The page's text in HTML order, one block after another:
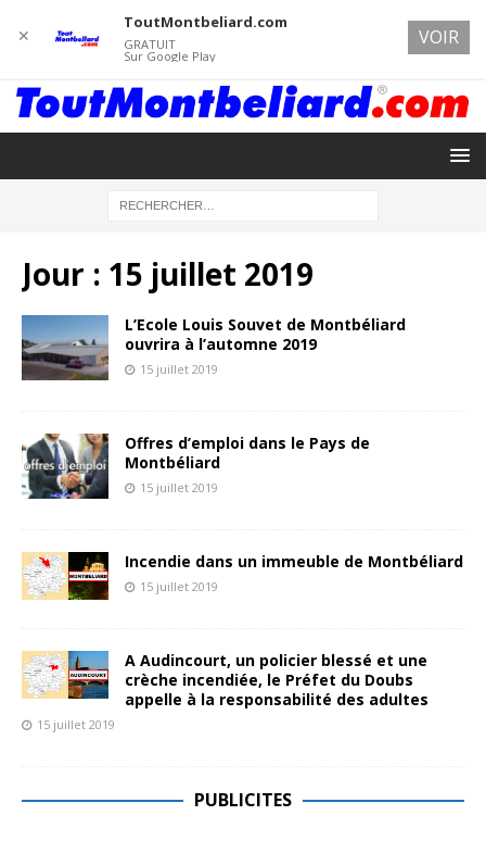
Jour : 15 juillet 2019
L’Ecole Louis Souvet de Montbéliard
ouvrira à l’automne 2019
15 juillet 2019
Offres d’emploi dans le Pays de
Montbéliard
15 juillet 2019
Incendie dans un immeuble de Montbéliard
15 juillet 2019
A Audincourt, un policier blessé et une
crèche incendiée, le Préfet du Doubs
appelle à la responsabilité des adultes
15 juillet 2019
PUBLICITES
✕
ToutMontbeliard.com
GRATUIT
Sur Google Play
VOIR